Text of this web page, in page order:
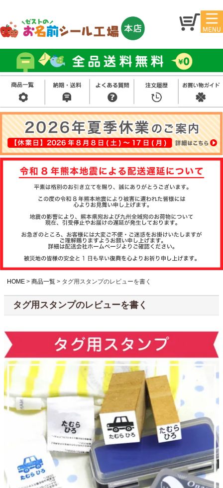
マイ
ジ
お名
前シ
ール
アイ
ロン
シー
ル
お買
い得
セッ
ト
スタ
ンプ
その
他
注文履歴
について
よくある質問
商品ガイド
会社概要
お問い合わせ
お客様へのお知
HOME 商品一覧 タグ用スタンプのレビューを書く
タグ用スタンプのレビューを書く